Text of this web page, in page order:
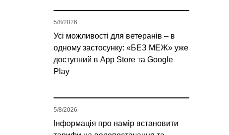
Усі можливості для ветеранів – в
одному застосунку: «БЕЗ МЕЖ» уже
доступний в App Store та Google
Play
5/8/2026
Інформація про намір встановити
5/8/2026